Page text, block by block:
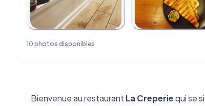
10 photos disponibles
Bienvenue au restaurant La Creperiequi se